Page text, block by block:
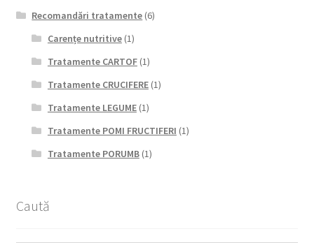
Recomandări tratamente (6)
Carențe nutritive(1)
Tratamente CARTOF(1)
Tratamente CRUCIFERE(1)
Tratamente LEGUME(1)
Tratamente POMI FRUCTIFERI (1)
Tratamente PORUMB(1)
Caută